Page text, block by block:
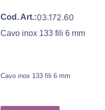
Cod. Art.:03.172.60
Cavo inox 133 fili 6 mm
Cavo inox 133 fili 6 mm